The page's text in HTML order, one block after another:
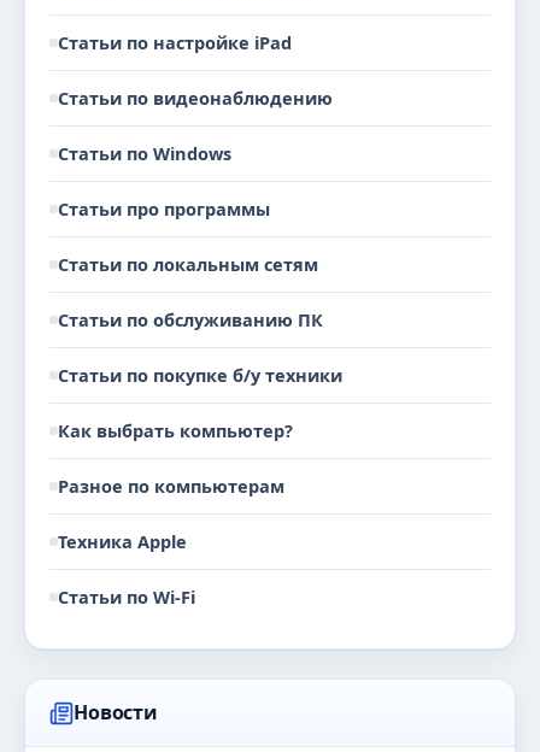
Статьи по настройке iPad
Статьи по видеонаблюдению
Статьи по Windows
Статьи про программы
Статьи по локальным сетям
Статьи по обслуживанию ПК
Статьи по покупке б/у техники
Как выбрать компьютер?
Разное по компьютерам
Техника Apple
Статьи по Wi-Fi
Новости